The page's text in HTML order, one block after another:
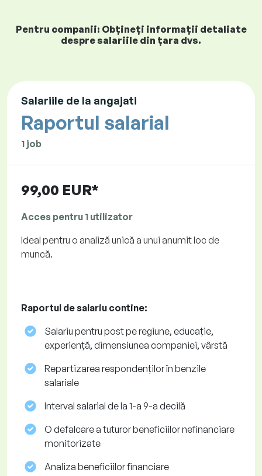
Pentru companii: Obțineți informații detaliate
despre salariile din țara dvs.
Salariile de la angajati
Raportul salarial
1 job
99,00 EUR*
Acces pentru 1 utilizator
Ideal pentru o analiză unică a unui anumit loc de
muncă.
Raportul de salariu contine:
Salariu pentru post pe regiune, educație,
experiență, dimensiunea companiei, vârstă
Repartizarea respondenților în benzile
salariale
Interval salarial de la 1-a 9-a decilă
O defalcare a tuturor beneficiilor nefinanciare
monitorizate
Analiza beneficiilor financiare